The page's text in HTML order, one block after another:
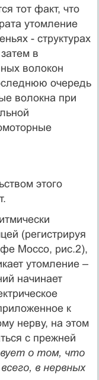
тот факт, что
утомление
- структурах
в
волокон
очередь
волокна при
этого
(регистрируя
Моссо, рис.2),
утомление –
начинает
к
нерву, на этом
с прежней
о том, что
в нервных